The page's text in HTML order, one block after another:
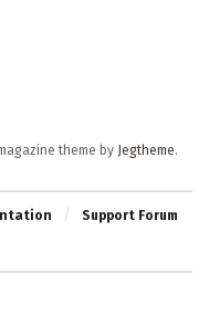
theme by Jegtheme.
Support Forum